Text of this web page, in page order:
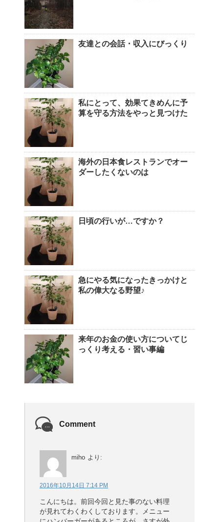
友達との会話・収入にびっくり
私にとって、効果てきめんに予
算を守る方法をやっと見つけた
海外の日本食レストランでオー
ダーしたくないのは
日頃の行いが…ですか？
急にやる気になったきっかけと
私の偉大なる野望♪
来年のお金の使い方についてじ
っくり考える・習い事編
Comment
miho より:
2016年10月14日 7:14 PM
こんにちは。前回今回と見た事のない料理
が見れてわくわくしております。メニュー